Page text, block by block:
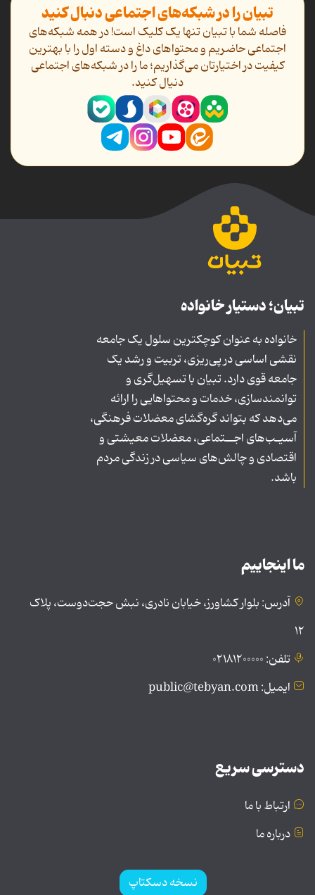
تبیان را در شبکه‌های اجتماعی دنبال کنید
فاصله شما با تبیان تنها یک کلیک است! در همه شبکه‌های
اجتماعی حاضریم و محتواهای داغ و دسته اول را با بهترین
کیفیت در اختیارتان می‌گذاریم؛ ما را در شبکه‌های اجتماعی
دنیال کنید.
تبیان؛ دستیار خانواده
خانواده به عنوان کوچکترین سلول یک جامعه
نقشی اساسی در پی‌ریزی، تربیت و رشد یک
جامعه قوی دارد. تبیان با تسهیل‌گری و
توانمندسازی، خدمات و محتواهایی را ارائه
می‌دهد که بتواند گره‌گشای معضلات فرهنگی،
آسیـب‌های اجــتماعی، معضلات معیشتی و
اقتصادی و چالش‌های سیاسی در زندگی مردم
باشد.
ما اینجاییم
آدرس: بلوار کشاورز، خیابان نادری، نبش حجت‌دوست، پلاک
۱۲
تلفن: ۰۲۱۸۱۲۰۰۰۰۰
ایمیل: public@tebyan.com
دسترسی سریع
ارتباط با ما
درباره ما
نسخه دسکتاپ